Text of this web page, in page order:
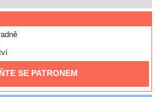
SE PATRONEM